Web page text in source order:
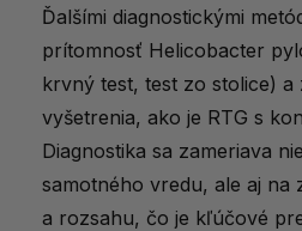
Ďalšími diagnostickými
prítomnosť Helicobacter
krvný test, test zo stolice) a
vyšetrenia, ako je RTG s
Diagnostika sa zameriava
samotného vredu, ale aj na
a rozsahu, čo je kľúčové